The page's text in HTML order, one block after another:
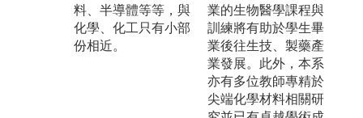
料、半導體等等，與
化學、化工只有小部
份相近。
業的生物醫學課程與
訓練將有助於學生畢
業後往生技、製藥產
業發展。此外，本系
亦有多位教師專精於
尖端化學材料相關研